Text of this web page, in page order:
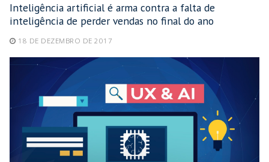
Inteligência artificial é arma contra a falta de
inteligência de perder vendas no final do ano
18 DE DEZEMBRO DE 2017